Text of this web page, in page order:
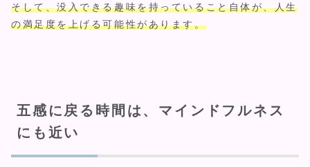
そして、没入できる趣味を持っていること自体が、人生
の満足度を上げる可能性があります。
五感に戻る時間は、マインドフルネス
にも近い